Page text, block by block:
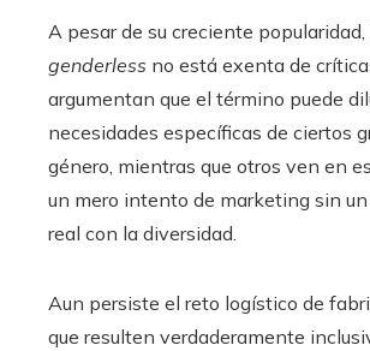
A pesar de su creciente
genderless no está exenta de
argumentan que el término puede
necesidades específicas de ciertos
género, mientras que otros ven en
un mero intento de marketing sin
real con la diversidad.
Aun persiste el reto logístico de
que resulten verdaderamente